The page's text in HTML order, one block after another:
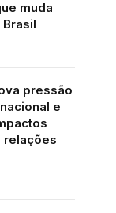
muda
pressão
e
relações